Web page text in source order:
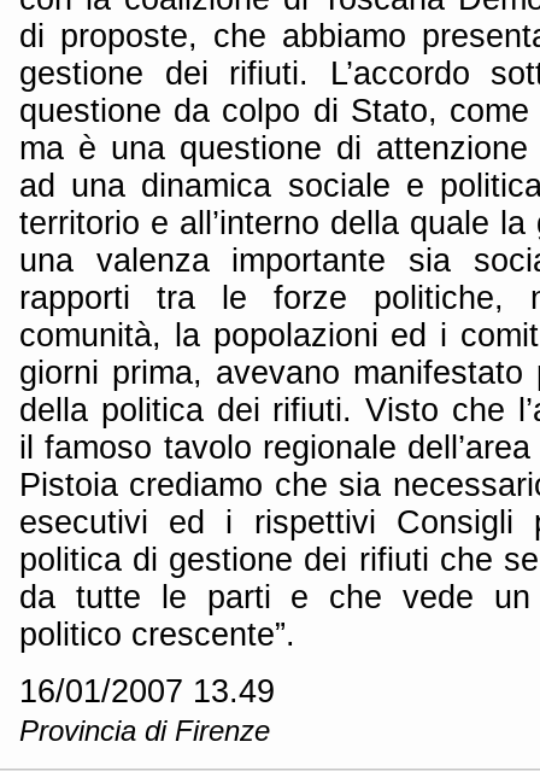
di proposte, che abbiamo
gestione dei rifiuti. L’accordo
questione da colpo di Stato, come
ma è una questione di
ad una dinamica sociale e
territorio e all’interno della quale
una valenza importante sia
rapporti tra le forze politiche,
comunità, la popolazioni ed i
giorni prima, avevano manifestato
della politica dei rifiuti. Visto che
il famoso tavolo regionale
Pistoia crediamo che sia
esecutivi ed i rispettivi Consigli
politica di gestione dei rifiuti che
da tutte le parti e che vede un
politico crescente”.
16/01/2007 13.49
Provincia di Firenze